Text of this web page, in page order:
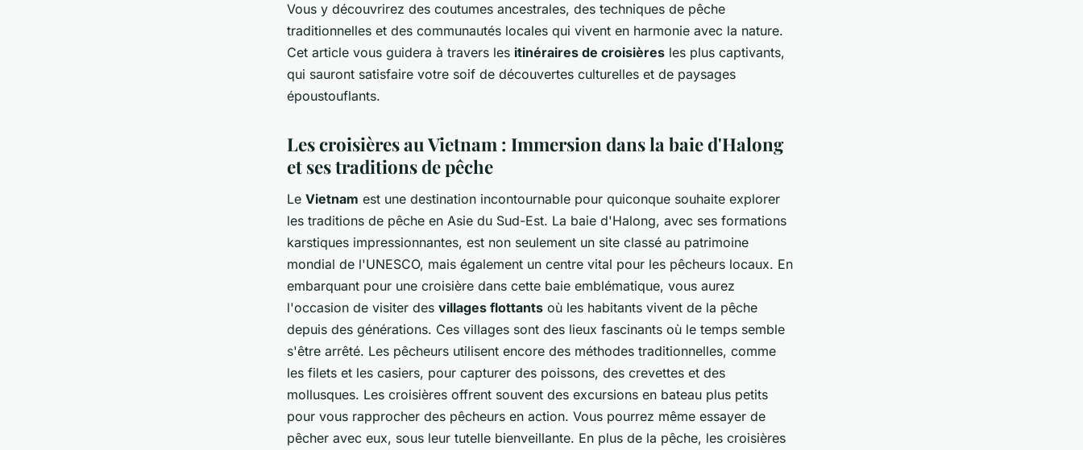
Vous y découvrirez des coutumes ancestrales, des techniques de pêche
traditionnelles et des communautés locales qui vivent en harmonie avec la nature.
Cet article vous guidera à travers les itinéraires de croisières les plus captivants,
qui sauront satisfaire votre soif de découvertes culturelles et de paysages
époustouflants.
Les croisières au Vietnam : Immersion dans la baie d'Halong
et ses traditions de pêche
Le Vietnam est une destination incontournable pour quiconque souhaite explorer
les traditions de pêche en Asie du Sud-Est. La baie d'Halong, avec ses formations
karstiques impressionnantes, est non seulement un site classé au patrimoine
mondial de l'UNESCO, mais également un centre vital pour les pêcheurs locaux. En
embarquant pour une croisière dans cette baie emblématique, vous aurez
l'occasion de visiter des villages flottants où les habitants vivent de la pêche
depuis des générations. Ces villages sont des lieux fascinants où le temps semble
s'être arrêté. Les pêcheurs utilisent encore des méthodes traditionnelles, comme
les filets et les casiers, pour capturer des poissons, des crevettes et des
mollusques. Les croisières offrent souvent des excursions en bateau plus petits
pour vous rapprocher des pêcheurs en action. Vous pourrez même essayer de
pêcher avec eux, sous leur tutelle bienveillante. En plus de la pêche, les croisières